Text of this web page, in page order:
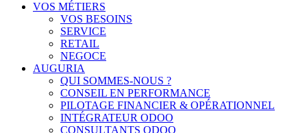
VOS MÉTIERS
VOS BESOINS
SERVICE
RETAIL
NEGOCE
AUGURIA
QUI SOMMES-NOUS ?
CONSEIL EN PERFORMANCE
PILOTAGE FINANCIER & OPÉRATIONNEL
INTÉGRATEUR ODOO
CONSULTANTS ODOO